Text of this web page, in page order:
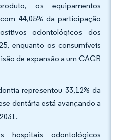
os equipamentos
44,05% da participação
odontológicos dos
enquanto os consumíveis
de expansão a um CAGR
representou 33,12% da
dentária está avançando a
hospitais odontológicos